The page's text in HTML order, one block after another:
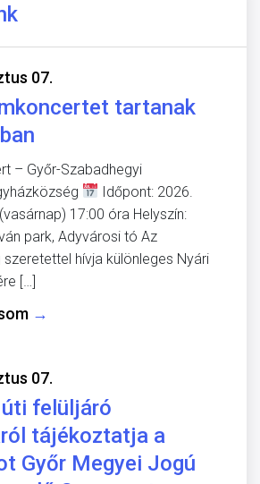
07.
tartanak
– Győr-Szabadhegyi
Időpont: 2026.
17:00 óra Helyszín:
park, Adyvárosi tó Az
hívja különleges Nyári
[…]
→
07.
felüljáró
tájékoztatja a
Győr Megyei Jogú